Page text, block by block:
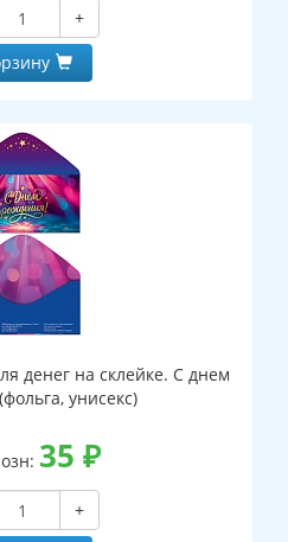
+
денег на склейке. С днем
унисекс)
35 ₽
+